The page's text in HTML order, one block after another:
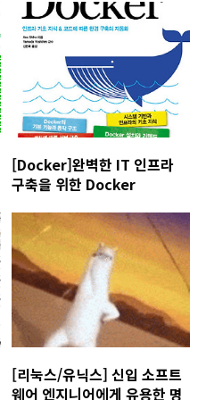
[Docker]완벽한 IT 인프라
구축을 위한 Docker
[리눅스/유닉스] 신입 소프트
웨어 엔지니어에게 유용한 명